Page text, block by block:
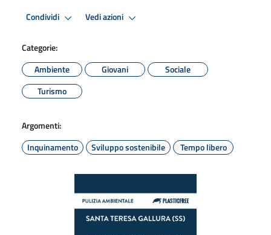
Condividi Vedi azioni
Categorie:
Ambiente
Giovani
Sociale
Turismo
Argomenti:
Inquinamento
Sviluppo sostenibile Tempo libero